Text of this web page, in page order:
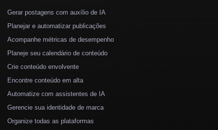
Gerar postagens com auxílio de IA
Planejar e automatizar publicações
Acompanhe métricas de desempenho
Planeje seu calendário de conteúdo
Crie conteúdo envolvente
Encontre conteúdo em alta
Automatize com assistentes de IA
Gerencie sua identidade de marca
Organize todas as plataformas